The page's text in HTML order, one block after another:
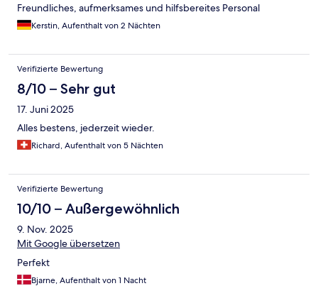
Freundliches, aufmerksames und hilfsbereites Personal
Kerstin, Aufenthalt von 2 Nächten
Verifizierte Bewertung
8/10 – Sehr gut
17. Juni 2025
Alles bestens, jederzeit wieder.
Richard, Aufenthalt von 5 Nächten
Verifizierte Bewertung
10/10 – Außergewöhnlich
9. Nov. 2025
Mit Google übersetzen
Perfekt
Bjarne, Aufenthalt von 1 Nacht